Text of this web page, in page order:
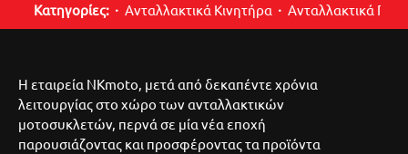
Κατηγορίες: Ανταλλακτικά Κινητήρα Ανταλλακτικά
Η εταιρεία NKmoto, μετά από δεκαπέντε χρόνια
λειτουργίας στο χώρο των ανταλλακτικών
μοτοσυκλετών, περνά σε μία νέα εποχή
παρουσιάζοντας και προσφέροντας τα προϊόντα